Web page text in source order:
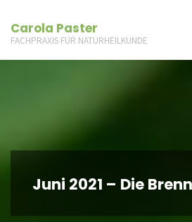
Carola Paster
FACHPRAXIS FÜR NATURHEILKUNDE
Juni 2021 – Die